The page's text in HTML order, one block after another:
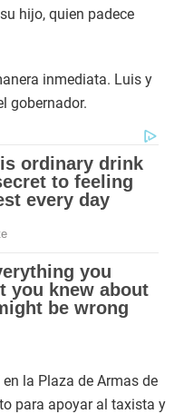
hijo, quien padece
inmediata. Luis y
gobernador.
la Plaza de Armas de
para apoyar al taxista y